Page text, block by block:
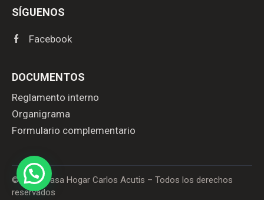
SÍGUENOS
Facebook
DOCUMENTOS
Reglamento interno
Organigrama
Formulario complementario
© 2026. Casa Hogar Carlos Acutis – Todos los derechos
reservados